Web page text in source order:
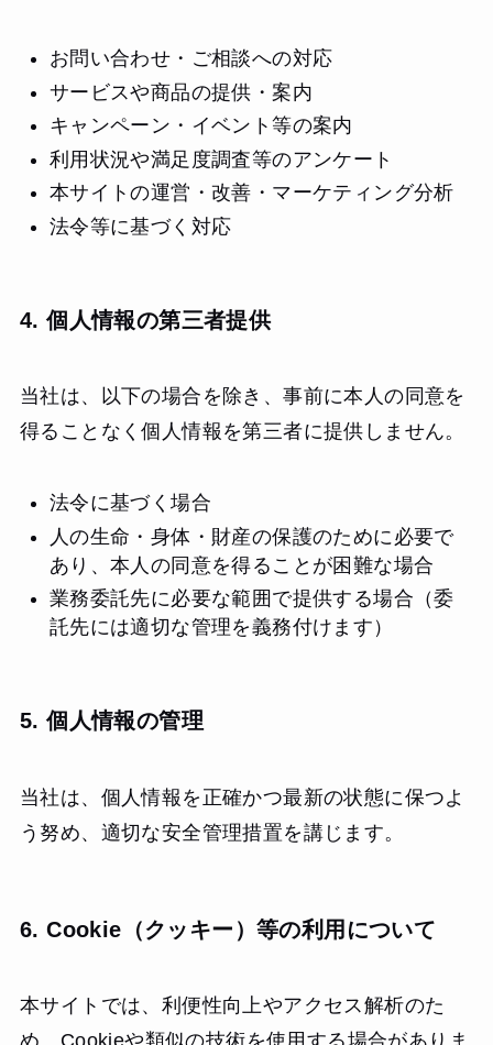
お問い合わせ・ご相談への対応
サービスや商品の提供・案内
キャンペーン・イベント等の案内
利用状況や満足度調査等のアンケート
本サイトの運営・改善・マーケティング分析
法令等に基づく対応
4. 個人情報の第三者提供
当社は、以下の場合を除き、事前に本人の同意を
得ることなく個人情報を第三者に提供しません。
法令に基づく場合
人の生命・身体・財産の保護のために必要で
あり、本人の同意を得ることが困難な場合
業務委託先に必要な範囲で提供する場合（委
託先には適切な管理を義務付けます）
5. 個人情報の管理
当社は、個人情報を正確かつ最新の状態に保つよ
う努め、適切な安全管理措置を講じます。
6. Cookie（クッキー）等の利用について
本サイトでは、利便性向上やアクセス解析のた